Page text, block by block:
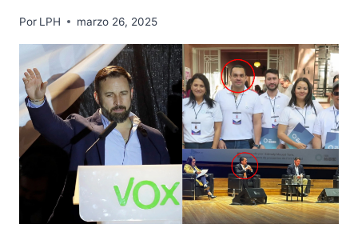
Por LPH marzo 26, 2025